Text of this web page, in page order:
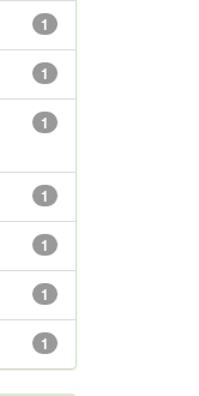
1
1
1
1
1
1
1